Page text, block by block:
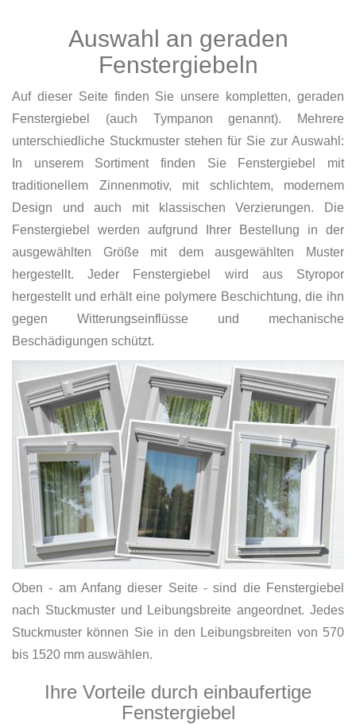
Auswahl an geraden
Fenstergiebeln
Auf dieser Seite finden Sie unsere kompletten, geraden
Fenstergiebel (auch Tympanon genannt). Mehrere
unterschiedliche Stuckmuster stehen für Sie zur Auswahl:
In unserem Sortiment finden Sie Fenstergiebel mit
traditionellem Zinnenmotiv, mit schlichtem, modernem
Design und auch mit klassischen Verzierungen. Die
Fenstergiebel werden aufgrund Ihrer Bestellung in der
ausgewählten Größe mit dem ausgewählten Muster
hergestellt. Jeder Fenstergiebel wird aus Styropor
hergestellt und erhält eine polymere Beschichtung, die ihn
gegen Witterungseinflüsse und mechanische
Beschädigungen schützt.
Oben - am Anfang dieser Seite - sind die Fenstergiebel
nach Stuckmuster und Leibungsbreite angeordnet. Jedes
Stuckmuster können Sie in den Leibungsbreiten von 570
bis 1520 mm auswählen.
Ihre Vorteile durch einbaufertige
Fenstergiebel